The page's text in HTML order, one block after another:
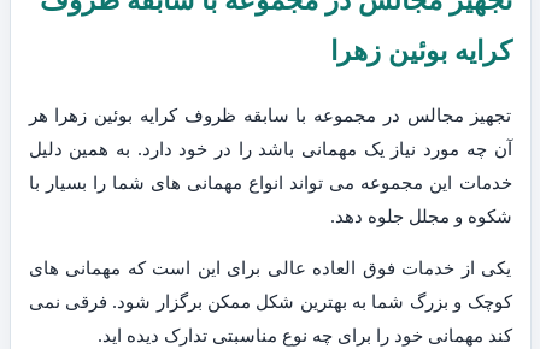
کرایه بوئین زهرا
تجهیز مجالس در مجموعه با سابقه ظروف کرایه بوئین زهرا هر
آن چه مورد نیاز یک مهمانی باشد را در خود دارد. به همین دلیل
خدمات این مجموعه می تواند انواع مهمانی های شما را بسیار با
شکوه و مجلل جلوه دهد.
یکی از خدمات فوق العاده عالی برای این است که مهمانی های
کوچک و بزرگ شما به بهترین شکل ممکن برگزار شود. فرقی نمی
کند مهمانی خود را برای چه نوع مناسبتی تدارک دیده اید.